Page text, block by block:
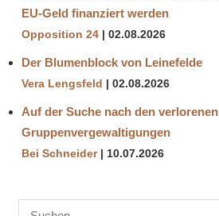
EU-Geld finanziert werden
Opposition 24 02.08.2026
Der Blumenblock von Leinefelde
Vera Lengsfeld 02.08.2026
Auf der Suche nach den verlorenen
Gruppenvergewaltigungen
Bei Schneider 10.07.2026
Suchen